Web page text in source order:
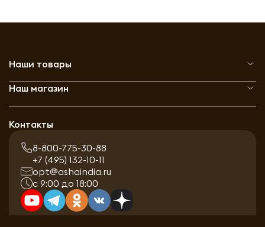
Наши товары
Наш магазин
Контакты
8-800-775-30-88
+7 (495) 132-10-11
opt@ashaindia.ru
с 9:00 до 18:00